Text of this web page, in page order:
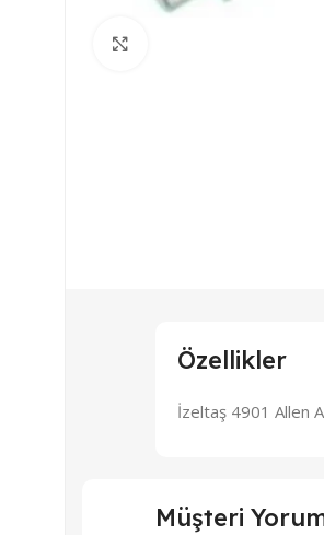
Özellikler
İzeltaş 4901 Allen
Müşteri